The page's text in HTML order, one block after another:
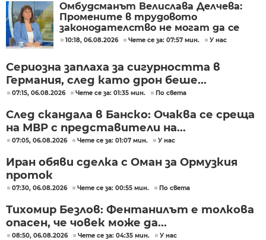
Омбудсманът Велислава Делчева:
Промените в трудовото
законодателство не могат да се
правят през бюджета
10:18, 06.08.2026 Чете се за: 07:57 мин. У нас
Сериозна заплаха за сигурността в
Германия, след като дрон беше...
07:15, 06.08.2026 Чете се за: 01:35 мин. По света
След скандала в Банско: Очаква се среща
на МВР с представители на...
07:05, 06.08.2026 Чете се за: 01:07 мин. У нас
Иран обяви сделка с Оман за Ормузкия
проток
07:30, 06.08.2026 Чете се за: 00:55 мин. По света
Тихомир Безлов: Фентанилът е толкова
опасен, че човек може да...
08:50, 06.08.2026 Чете се за: 04:35 мин. У нас